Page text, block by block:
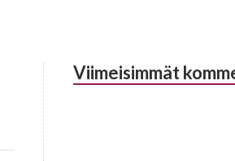
Viimeisimmät